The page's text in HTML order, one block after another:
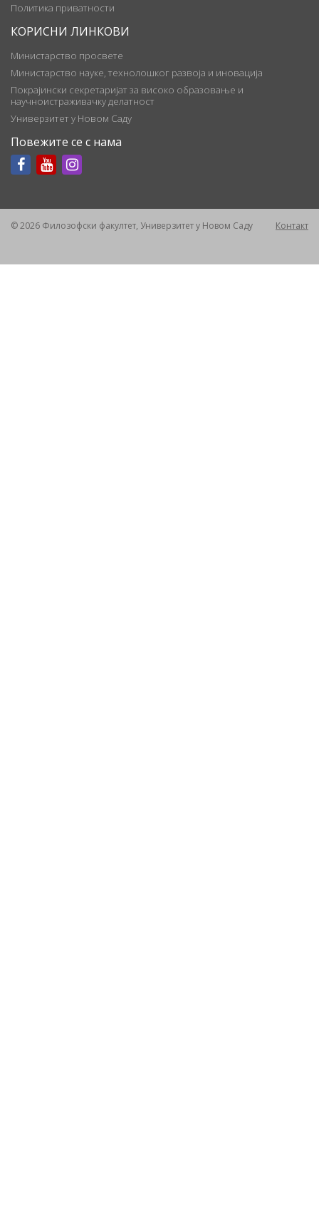
Политика приватности
КОРИСНИ ЛИНКОВИ
Министарство просвете
Министарство науке, технолошког развоја и иновација
Покрајински секретаријат за високо образовање и
научноистраживачку делатност
Универзитет у Новом Саду
Повежите се с нама
© 2026 Филозофски факултет, Универзитет у Новом Саду Контакт